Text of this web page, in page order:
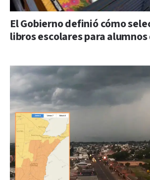
El Gobierno definió cómo
libros escolares para